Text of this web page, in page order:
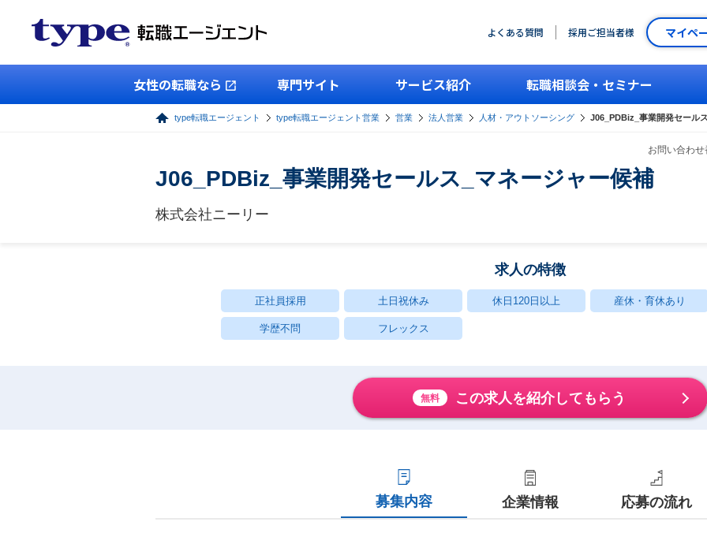
よくある質問 採用ご担当者様 マイペ
女性の転職なら 専門サイト サービス紹介 転職相談会・セミナー
type転職エージェント type転職エージェント営業 営業 法人営業 人材・アウトソーシング J06_PDBiz_事業開発セール
お問い合わ
J06_PDBiz_事業開発セールス_マネージャー候補
株式会社ニーリー
求人の特徴
正社員採用 土日祝休み 休日120日以上 産休・育休あり
学歴不問 フレックス
無料 この求人を紹介してもらう
募集内容 企業情報 応募の流れ